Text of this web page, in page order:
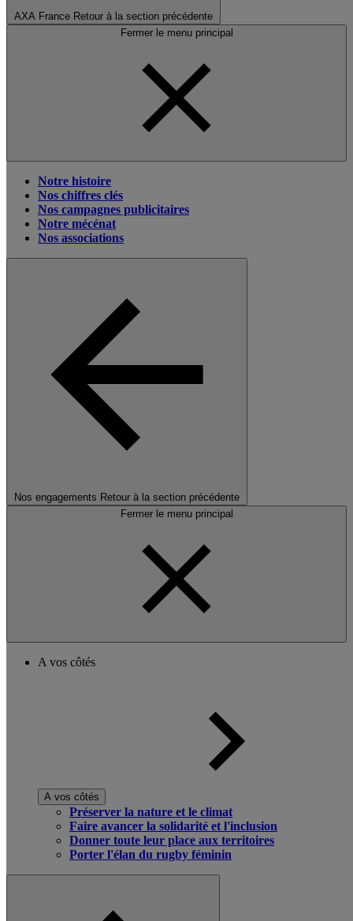
AXA France Retour à la section précédente
Fermer le menu principal
Notre histoire
Nos chiffres clés
Nos campagnes publicitaires
Notre mécénat
Nos associations
Nos engagements Retour à la section précédente
Fermer le menu principal
A vos côtés
A vos côtés
Préserver la nature et le climat
Faire avancer la solidarité et l'inclusion
Donner toute leur place aux territoires
Porter l'élan du rugby féminin